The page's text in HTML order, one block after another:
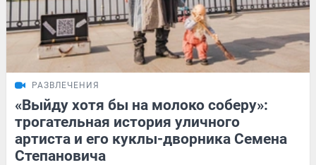
РАЗВЛЕЧЕНИЯ
«Выйду хотя бы на молоко соберу»:
трогательная история уличного
артиста и его куклы-дворника Семена
Степановича